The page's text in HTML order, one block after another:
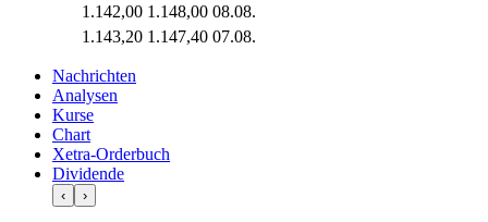
1.142,00 1.148,00 08.08.
1.143,20 1.147,40 07.08.
Nachrichten
Analysen
Kurse
Chart
Xetra-Orderbuch
Dividende
‹ ›